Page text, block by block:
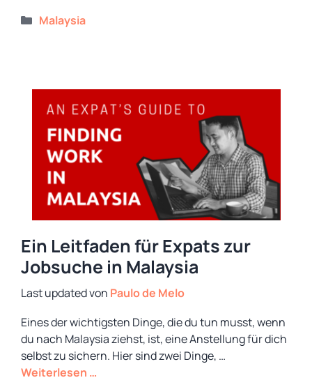
Kategorien
Malaysia
Ein Leitfaden für Expats zur
Jobsuche in Malaysia
von Paulo de Melo
Eines der wichtigsten Dinge, die du tun musst, wenn
du nach Malaysia ziehst, ist, eine Anstellung für dich
selbst zu sichern. Hier sind zwei Dinge, …
Weiterlesen …